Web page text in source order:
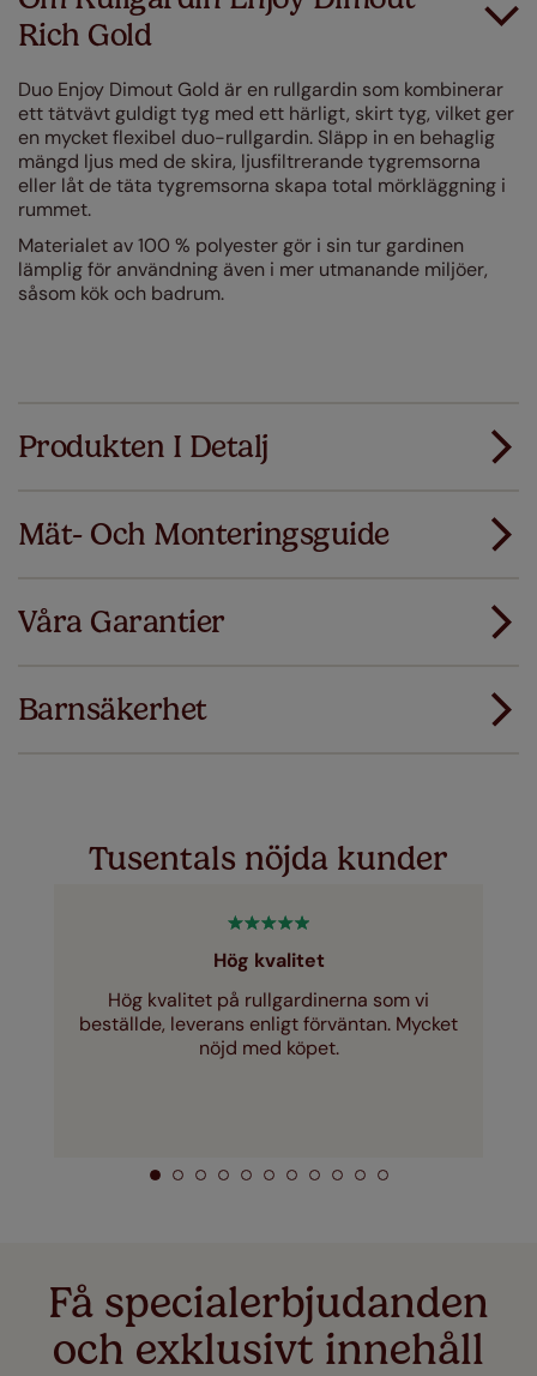
Rich Gold
Duo Enjoy Dimout Gold är en rullgardin som kombinerar
ett tätvävt guldigt tyg med ett härligt, skirt tyg, vilket ger
en mycket flexibel duo-rullgardin. Släpp in en behaglig
mängd ljus med de skira, ljusfiltrerande tygremsorna
eller låt de täta tygremsorna skapa total mörkläggning i
rummet.
Materialet av 100 % polyester gör i sin tur gardinen
lämplig för användning även i mer utmanande miljöer,
såsom kök och badrum.
Produkten I Detalj
Mät- Och Monteringsguide
Ladda ner instruktioner
Våra Garantier
första gången ersätter vi dem med rätt storlek.
Barnsäkerhet
Tusentals nöjda kunder
Hög kvalitet
Hög kvalitet på rullgardinerna som vi
beställde, leverans enligt förväntan. Mycket
nöjd med köpet.
Få specialerbjudanden
och exklusivt innehåll